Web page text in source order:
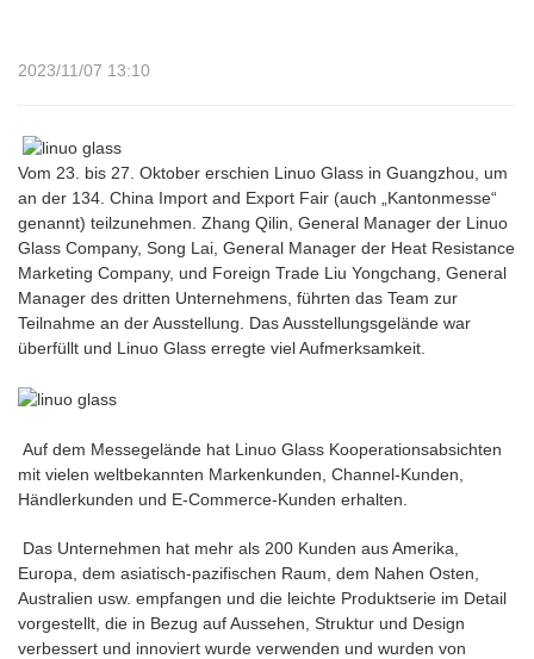
2023/11/07 13:10
Vom 23. bis 27. Oktober erschien Linuo Glass in Guangzhou, um
an der 134. China Import and Export Fair (auch „Kantonmesse“
genannt) teilzunehmen. Zhang Qilin, General Manager der Linuo
Glass Company, Song Lai, General Manager der Heat Resistance
Marketing Company, und Foreign Trade Liu Yongchang, General
Manager des dritten Unternehmens, führten das Team zur
Teilnahme an der Ausstellung. Das Ausstellungsgelände war
überfüllt und Linuo Glass erregte viel Aufmerksamkeit.
Auf dem Messegelände hat Linuo Glass Kooperationsabsichten
mit vielen weltbekannten Markenkunden, Channel-Kunden,
Händlerkunden und E-Commerce-Kunden erhalten.
Das Unternehmen hat mehr als 200 Kunden aus Amerika,
Europa, dem asiatisch-pazifischen Raum, dem Nahen Osten,
Australien usw. empfangen und die leichte Produktserie im Detail
vorgestellt, die in Bezug auf Aussehen, Struktur und Design
verbessert und innoviert wurde verwenden und wurden von